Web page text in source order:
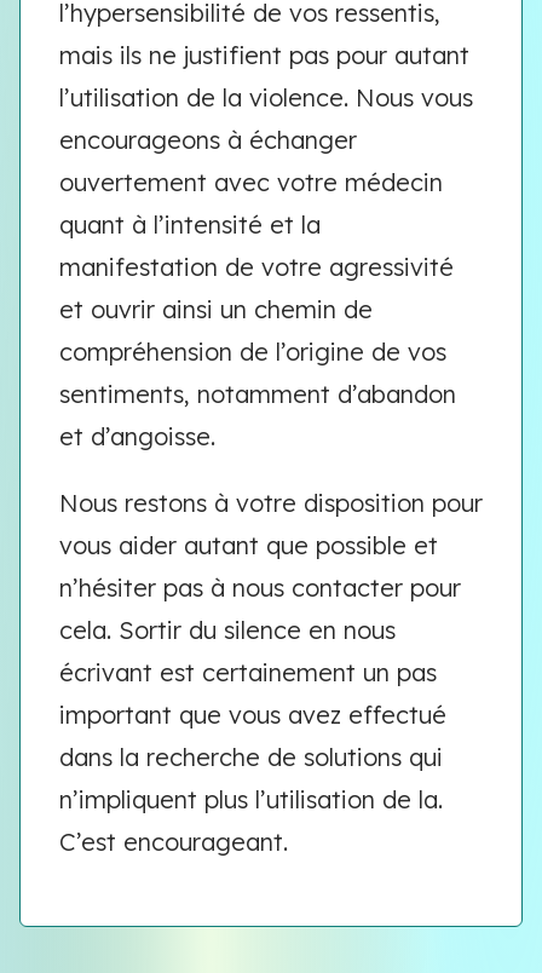
l’hypersensibilité de vos ressentis,
mais ils ne justifient pas pour autant
l’utilisation de la violence. Nous vous
encourageons à échanger
ouvertement avec votre médecin
quant à l’intensité et la
manifestation de votre agressivité
et ouvrir ainsi un chemin de
compréhension de l’origine de vos
sentiments, notamment d’abandon
et d’angoisse.
Nous restons à votre disposition pour
vous aider autant que possible et
n’hésiter pas à nous contacter pour
cela. Sortir du silence en nous
écrivant est certainement un pas
important que vous avez effectué
dans la recherche de solutions qui
n’impliquent plus l’utilisation de la.
C’est encourageant.